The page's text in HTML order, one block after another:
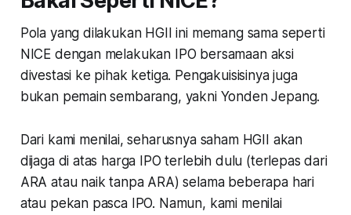
Pola yang dilakukan HGII ini memang sama seperti
NICE dengan melakukan IPO bersamaan aksi
divestasi ke pihak ketiga. Pengakuisisinya juga
bukan pemain sembarang, yakni Yonden Jepang.
Dari kami menilai, seharusnya saham HGII akan
dijaga di atas harga IPO terlebih dulu (terlepas dari
ARA atau naik tanpa ARA) selama beberapa hari
atau pekan pasca IPO. Namun, kami menilai